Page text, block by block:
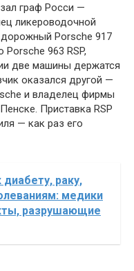
граф Росси —
ликероводочной
Porsche 917
963 RSP,
две машины держатся
оказался другой —
и владелец фирмы
Приставка RSP
— как раз его
диабету, раку,
медики
разрушающие